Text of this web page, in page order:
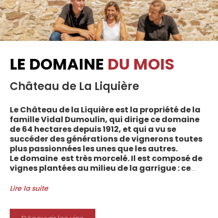
LE DOMAINE DU MOIS
Château de La Liquière
Le Château de la Liquière est la propriété de la
famille Vidal Dumoulin, qui dirige ce domaine
de 64 hectares depuis 1912, et qui a vu se
succéder des générations de vignerons toutes
plus passionnées les unes que les autres.
Le domaine est très morcelé. Il est composé de
vignes plantées au milieu de la garrigue : ce
entre les villages d’Autignac, Caussiniojouls,
l’Appellation. La grande majorité des parcelles,
Lire la suite